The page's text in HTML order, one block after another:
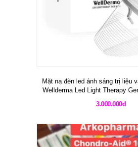
Mặt nạ đèn led ánh sáng trị liệu
Wellderma Led Light Therapy
3.000.000đ